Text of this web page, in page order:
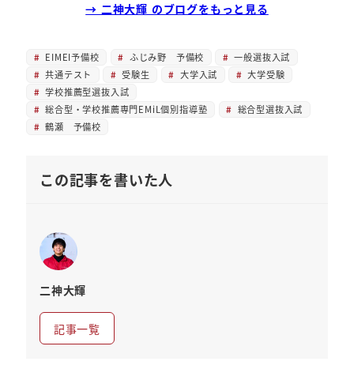
→ 二神大輝 のブログをもっと見る
EIMEI予備校 ふじみ野 予備校
一般選抜入試
共通テスト
受験生 大学入試
大学受験
学校推薦型選抜入試
総合型・学校推薦専門EMiL個別指導塾
総合型選抜入試
鶴瀬 予備校
この記事を書いた人
二神大輝
記事一覧